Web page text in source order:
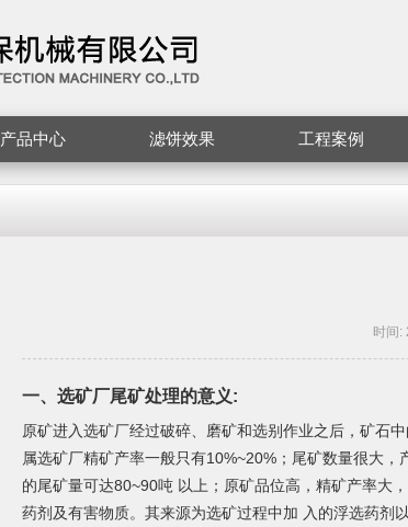
产品中心 滤饼效果 工程案例
时间:
一、选矿厂尾矿处理的意义:
原矿进入选矿厂经过破碎、磨矿和选别作业之后，矿石
属选矿厂精矿产率一般只有10%~20%；尾矿数量很大
的尾矿量可达80~90吨 以上；原矿品位高，精矿产率大
药剂及有害物质。其来源为选矿过程中加 入的浮选药剂